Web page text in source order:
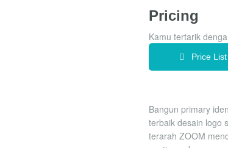
Pricing
Kamu tertarik
Price List
Bangun primary
terbaik desain logo
terarah ZOOM